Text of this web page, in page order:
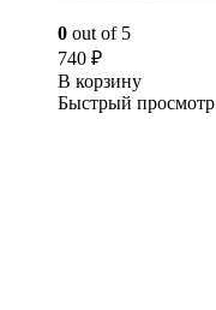
0 out of 5
740 ₽
В корзину
Быстрый просмотр